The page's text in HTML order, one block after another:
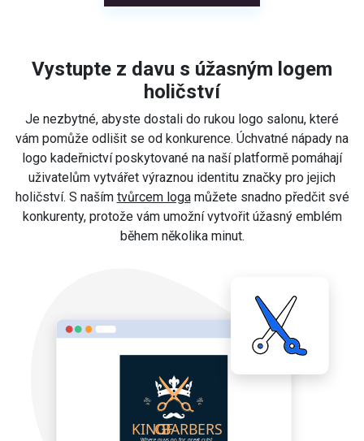
Vystupte z davu s úžasným logem
holičství
Je nezbytné, abyste dostali do rukou logo salonu, které
vám pomůže odlišit se od konkurence. Úchvatné nápady na
logo kadeřnictví poskytované na naší platformě pomáhají
uživatelům vytvářet výraznou identitu značky pro jejich
holičství. S naším tvůrcem logamůžete snadno předčit své
konkurenty, protože vám umožní vytvořit úžasný emblém
během několika minut.